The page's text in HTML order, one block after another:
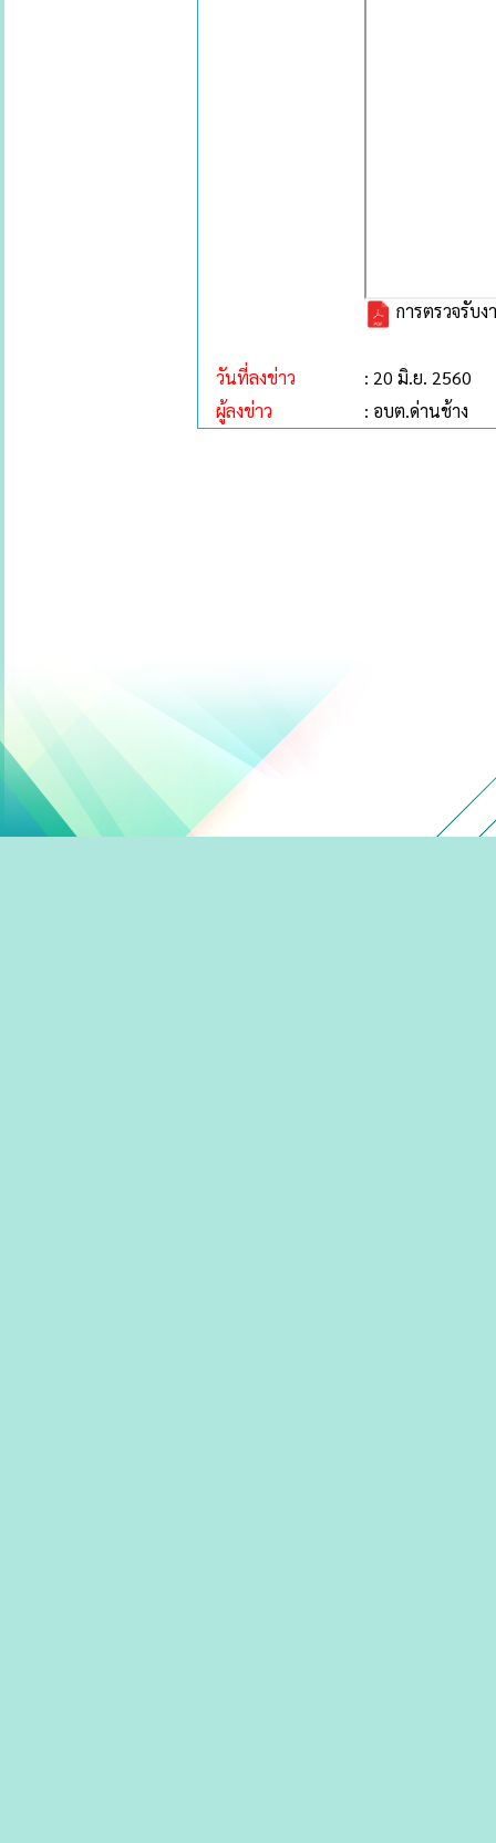
การตรวจรับ
วันที่ลงข่าว
: 20 มิ.ย. 2560
ผู้ลงข่าว
: อบต.ด่านช้าง